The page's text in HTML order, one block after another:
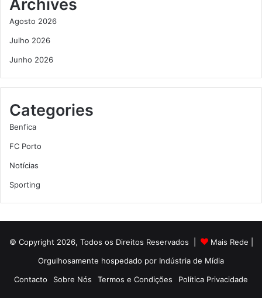
Archives
Agosto 2026
Julho 2026
Junho 2026
Categories
Benfica
FC Porto
Notícias
Sporting
© Copyright 2026, Todos os Direitos Reservados | Mais Rede
Orgulhosamente hospedado por Indústria de Mídia
Contacto
Sobre Nós Termos e Condições Política Privacidade